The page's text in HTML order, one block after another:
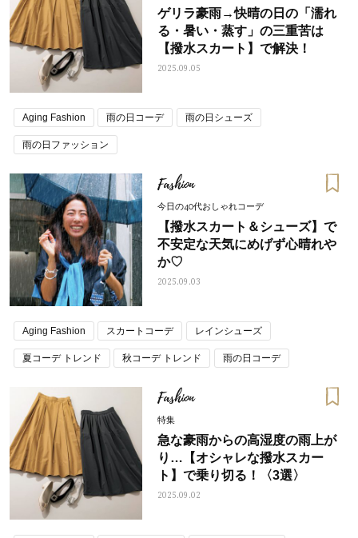
ゲリラ豪雨→快晴の日の「濡れ
る・暑い・蒸す」の三重苦は
【撥水スカート】で解決！
2025.09.05
Aging Fashion 雨の日コーデ 雨の日シューズ
雨の日ファッション
Fashion
今日の40代おしゃれコーデ
【撥水スカート＆シューズ】で
不安定な天気にめげず心晴れや
か♡
2025.09.03
Aging Fashion スカートコーデ レインシューズ
夏コーデ トレンド 秋コーデ トレンド 雨の日コーデ
Fashion
特集
急な豪雨からの高湿度の雨上が
り…【オシャレな撥水スカー
ト】で乗り切る！〈3選〉
2025.09.02